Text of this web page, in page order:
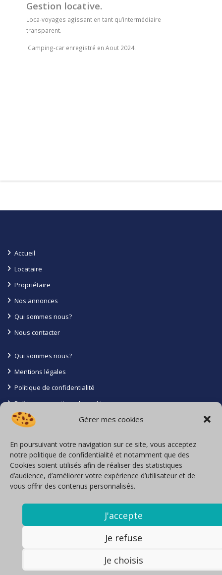
Gérer mes cookies
En poursuivant votre navigation sur ce site, vous acceptez
notre politique de confidentialité et notamment que des
Cookies soient utilisés afin de réaliser des statistiques
d’audience, d’améliorer votre expérience d’utilisateur et de
vous offrir des contenus personnalisés.
J'accepte
Je refuse
Je choisis
Gestion locative.
Loca-voyages agissant en tant qu’intermédiaire
transparent.
Camping-car enregistré en Aout 2024.
Accueil
Locataire
Propriétaire
Nos annonces
Qui sommes nous?
Nous contacter
Qui sommes nous?
Mentions légales
Politique de confidentialité
Politique en matiere de cookies
Conditions générales
Contact
La Roche Batiot 85110 Saint Prouant
06 71 16 27 05
Inscription à l’Orias sous le N° 23004349
locavoyages@loca-voyages.com
Nous contacter
Copyright Loca Voyages. Tous droits réservés.